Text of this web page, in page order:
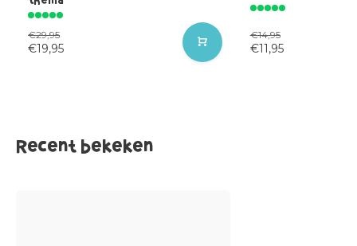
€29,95
€19,95
€14,95
€11,95
Recent bekeken